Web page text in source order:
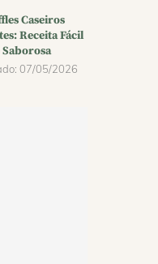
Caseiros
Receita Fácil
Saborosa
07/05/2026